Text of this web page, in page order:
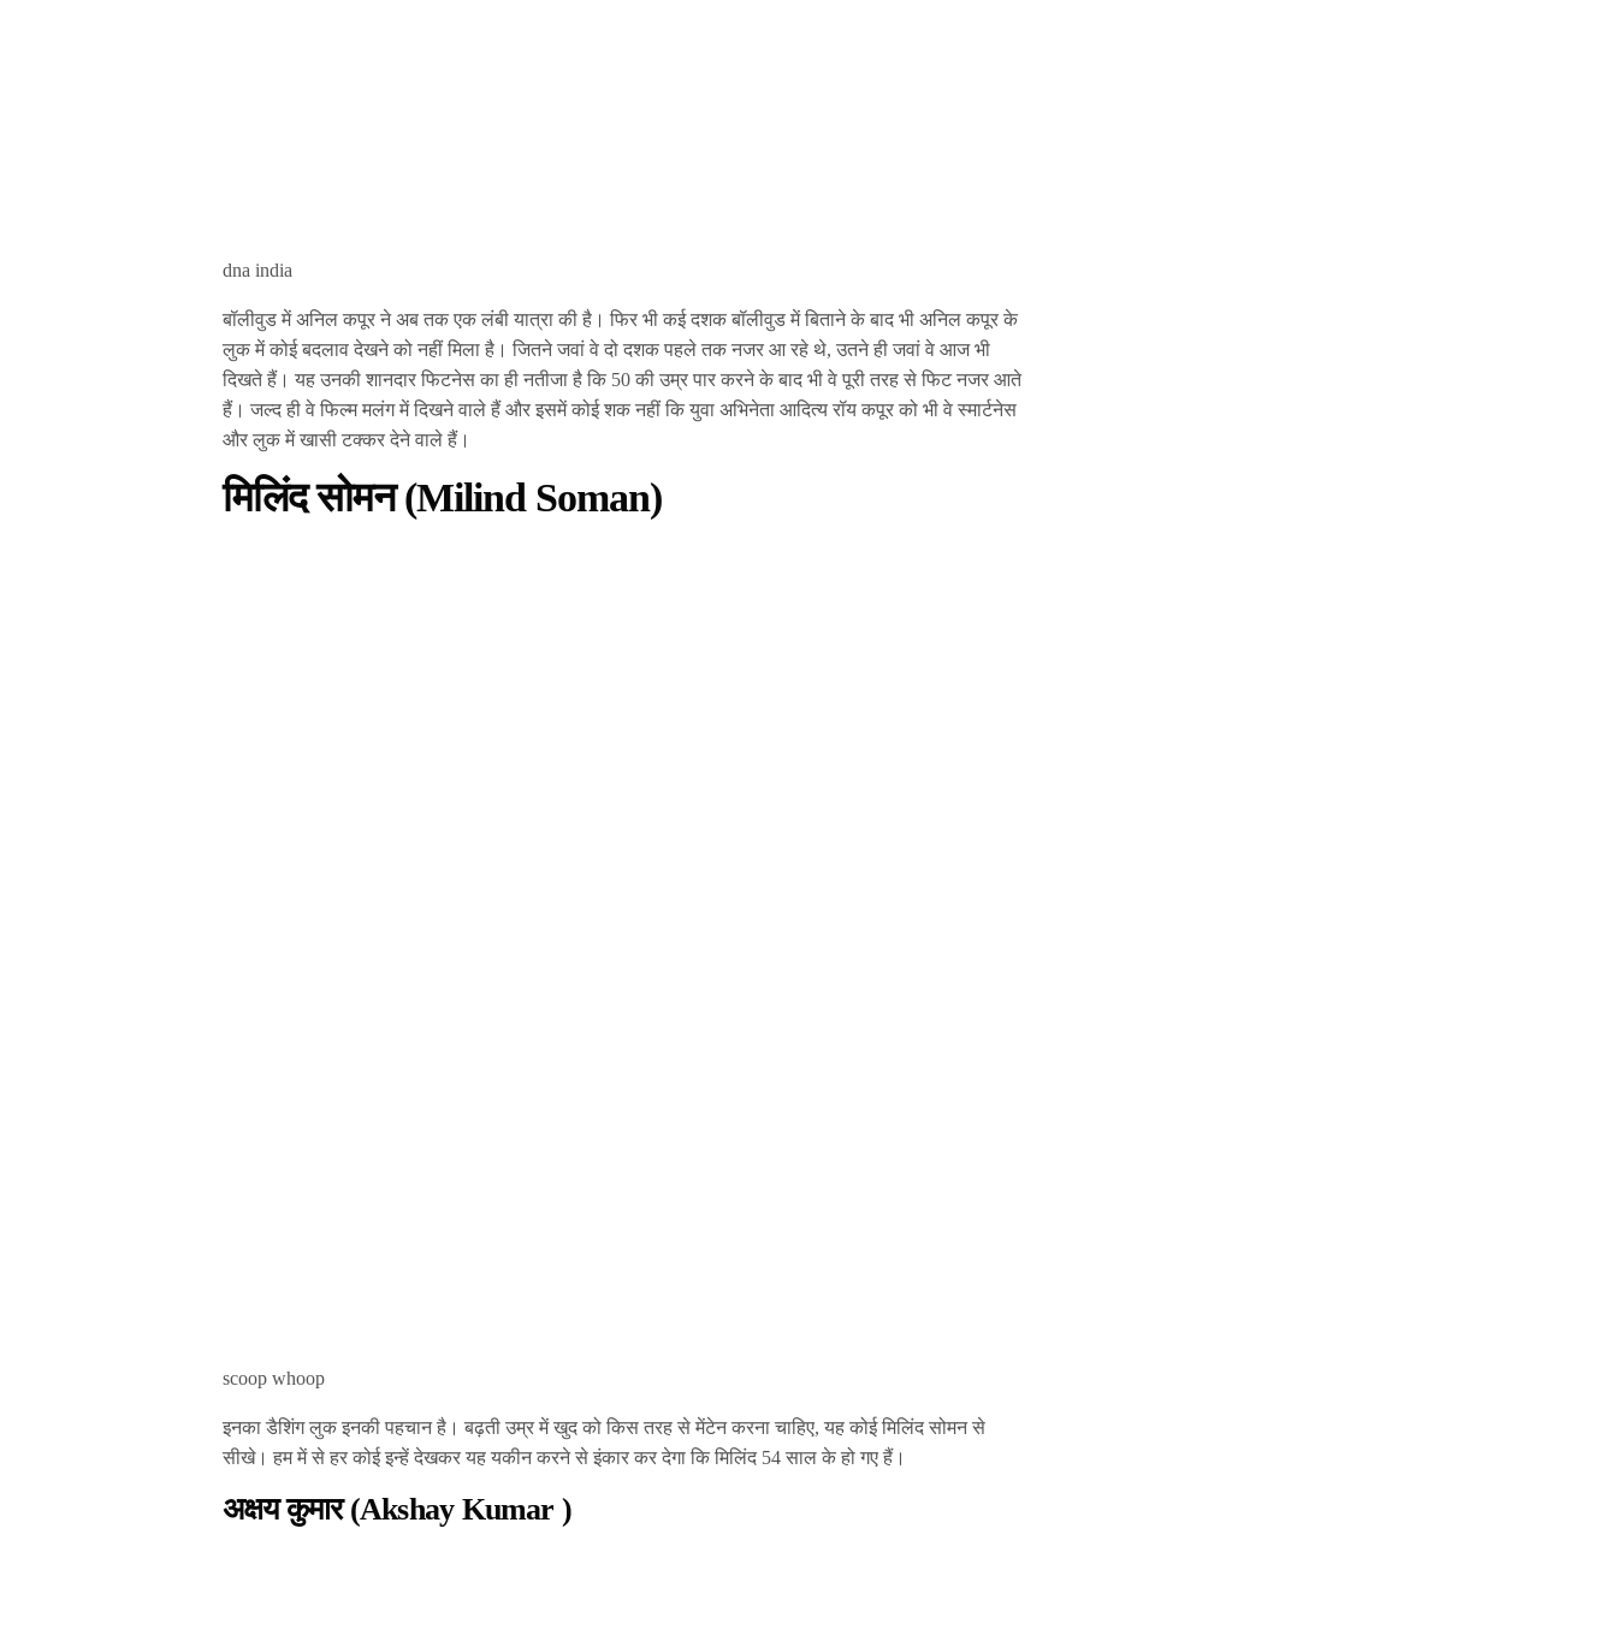
dna india
बॉलीवुड में अनिल कपूर ने अब तक एक लंबी यात्रा की है। फिर भी कई दशक बॉलीवुड में बिताने के बाद भी अनिल कपूर के
लुक में कोई बदलाव देखने को नहीं मिला है। जितने जवां वे दो दशक पहले तक नजर आ रहे थे, उतने ही जवां वे आज भी
दिखते हैं। यह उनकी शानदार फिटनेस का ही नतीजा है कि 50 की उम्र पार करने के बाद भी वे पूरी तरह से फिट नजर आते
हैं। जल्द ही वे फिल्म मलंग में दिखने वाले हैं और इसमें कोई शक नहीं कि युवा अभिनेता आदित्य रॉय कपूर को भी वे स्मार्टनेस
और लुक में खासी टक्कर देने वाले हैं।
मिलिंद सोमन (Milind Soman)
scoop whoop
इनका डैशिंग लुक इनकी पहचान है। बढ़ती उम्र में खुद को किस तरह से मेंटेन करना चाहिए, यह कोई मिलिंद सोमन से
सीखे। हम में से हर कोई इन्हें देखकर यह यकीन करने से इंकार कर देगा कि मिलिंद 54 साल के हो गए हैं।
अक्षय कुमार (Akshay Kumar )